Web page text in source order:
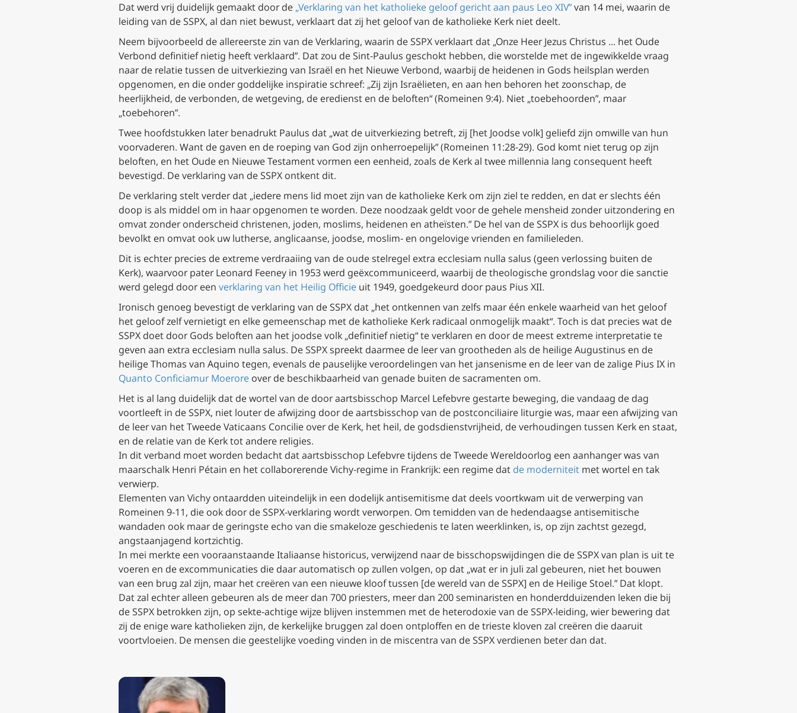
Dat werd vrij duidelijk gemaakt door de „Verklaring van het katholieke geloof gericht aan paus Leo XIV”van 14 mei, waarin de
leiding van de SSPX, al dan niet bewust, verklaart dat zij het geloof van de katholieke Kerk niet deelt.
Neem bijvoorbeeld de allereerste zin van de Verklaring, waarin de SSPX verklaart dat „Onze Heer Jezus Christus … het Oude
Verbond definitief nietig heeft verklaard”. Dat zou de Sint-Paulus geschokt hebben, die worstelde met de ingewikkelde vraag
naar de relatie tussen de uitverkiezing van Israël en het Nieuwe Verbond, waarbij de heidenen in Gods heilsplan werden
opgenomen, en die onder goddelijke inspiratie schreef: „Zij zijn Israëlieten, en aan hen behoren het zoonschap, de
heerlijkheid, de verbonden, de wetgeving, de eredienst en de beloften“ (Romeinen 9:4). Niet „toebehoorden”, maar
„toebehoren”.
Twee hoofdstukken later benadrukt Paulus dat „wat de uitverkiezing betreft, zij [het Joodse volk] geliefd zijn omwille van hun
voorvaderen. Want de gaven en de roeping van God zijn onherroepelijk” (Romeinen 11:28-29). God komt niet terug op zijn
beloften, en het Oude en Nieuwe Testament vormen een eenheid, zoals de Kerk al twee millennia lang consequent heeft
bevestigd. De verklaring van de SSPX ontkent dit.
De verklaring stelt verder dat „iedere mens lid moet zijn van de katholieke Kerk om zijn ziel te redden, en dat er slechts één
doop is als middel om in haar opgenomen te worden. Deze noodzaak geldt voor de gehele mensheid zonder uitzondering en
omvat zonder onderscheid christenen, joden, moslims, heidenen en atheïsten.” De hel van de SSPX is dus behoorlijk goed
bevolkt en omvat ook uw lutherse, anglicaanse, joodse, moslim- en ongelovige vrienden en familieleden.
Dit is echter precies de extreme verdraaiing van de oude stelregel extra ecclesiam nulla salus (geen verlossing buiten de
Kerk), waarvoor pater Leonard Feeney in 1953 werd geëxcommuniceerd, waarbij de theologische grondslag voor die sanctie
werd gelegd door een verklaring van het Heilig Officie uit 1949, goedgekeurd door paus Pius XII.
Ironisch genoeg bevestigt de verklaring van de SSPX dat „het ontkennen van zelfs maar één enkele waarheid van het geloof
het geloof zelf vernietigt en elke gemeenschap met de katholieke Kerk radicaal onmogelijk maakt“. Toch is dat precies wat de
SSPX doet door Gods beloften aan het joodse volk „definitief nietig“ te verklaren en door de meest extreme interpretatie te
geven aan extra ecclesiam nulla salus. De SSPX spreekt daarmee de leer van grootheden als de heilige Augustinus en de
heilige Thomas van Aquino tegen, evenals de pauselijke veroordelingen van het jansenisme en de leer van de zalige Pius IX in
Quanto Conficiamur Moerore over de beschikbaarheid van genade buiten de sacramenten om.
Het is al lang duidelijk dat de wortel van de door aartsbisschop Marcel Lefebvre gestarte beweging, die vandaag de dag
voortleeft in de SSPX, niet louter de afwijzing door de aartsbisschop van de postconciliaire liturgie was, maar een afwijzing van
de leer van het Tweede Vaticaans Concilie over de Kerk, het heil, de godsdienstvrijheid, de verhoudingen tussen Kerk en staat,
en de relatie van de Kerk tot andere religies.
In dit verband moet worden bedacht dat aartsbisschop Lefebvre tijdens de Tweede Wereldoorlog een aanhanger was van
maarschalk Henri Pétain en het collaborerende Vichy-regime in Frankrijk: een regime dat de moderniteit met wortel en tak
verwierp.
Elementen van Vichy ontaardden uiteindelijk in een dodelijk antisemitisme dat deels voortkwam uit de verwerping van
Romeinen 9-11, die ook door de SSPX-verklaring wordt verworpen. Om temidden van de hedendaagse antisemitische
wandaden ook maar de geringste echo van die smakeloze geschiedenis te laten weerklinken, is, op zijn zachtst gezegd,
angstaanjagend kortzichtig.
In mei merkte een vooraanstaande Italiaanse historicus, verwijzend naar de bisschopswijdingen die de SSPX van plan is uit te
voeren en de excommunicaties die daar automatisch op zullen volgen, op dat „wat er in juli zal gebeuren, niet het bouwen
van een brug zal zijn, maar het creëren van een nieuwe kloof tussen [de wereld van de SSPX] en de Heilige Stoel.” Dat klopt.
Dat zal echter alleen gebeuren als de meer dan 700 priesters, meer dan 200 seminaristen en honderdduizenden leken die bij
de SSPX betrokken zijn, op sekte-achtige wijze blijven instemmen met de heterodoxie van de SSPX-leiding, wier bewering dat
zij de enige ware katholieken zijn, de kerkelijke bruggen zal doen ontploffen en de trieste kloven zal creëren die daaruit
voortvloeien. De mensen die geestelijke voeding vinden in de miscentra van de SSPX verdienen beter dan dat.